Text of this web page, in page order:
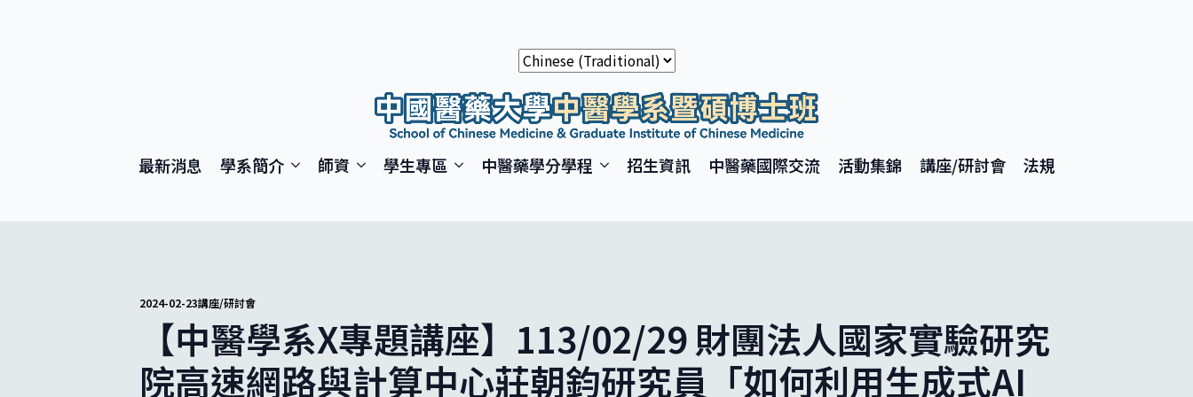
最新消息 學系簡介 師資 學生專區 中醫藥學分學程 招生資訊 中醫藥國際交流 活動集錦 講座/研討會 法規
2024-02-23講座/研討會
【中醫學系X專題講座】113/02/29 財團法人國家實驗研究
院高速網路與計算中心莊朝鈞研究員「如何利用生成式AI